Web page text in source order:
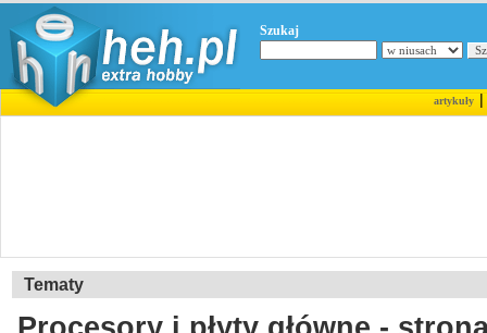
Szukaj
artykuły|
Tematy